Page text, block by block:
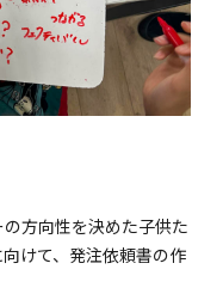
方向性を決めた子供た
けて、発注依頼書の作